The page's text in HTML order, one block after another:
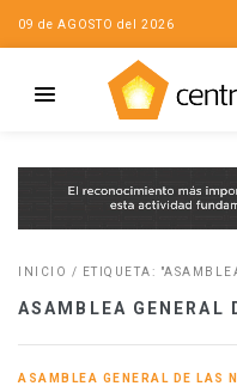
09 de AGOSTO del 2026
INICIO / ETIQUETA:
ASAMBLEA GENERAL
ASAMBLEA GENERAL DE LAS